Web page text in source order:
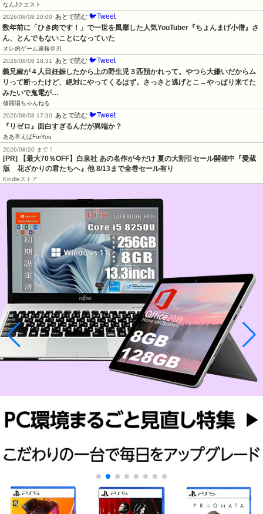
なんJクエスト
2026/08/08 20:00
あとで読む 🐦Tweet
数年前に「ひき肉です！」で一世を風靡した人気YouTuber『ちょんまげ小僧』さ
ん、とんでもないことになっていた
オレ的ゲーム速報＠刃
2026/08/08 18:31
あとで読む 🐦Tweet
義兄嫁が４人目妊娠したから上の野生児３匹預かれって。やつら大嫌いだからム
リって断ったけど、絶対にやってくるはず。さっさと逃げとこ→やっぱり来てた
みたいで鬼電が…
修羅場ちゃんねる
2026/08/08 17:30
あとで読む 🐦Tweet
『リゼロ』面白すぎるんだが異端か？
ああ言えばForYou
2026/08/20 まで！
[PR]
【最大70％OFF】白泉社 あの名作が今だけ 夏の大割引セール開催中『愛蔵
版 花ざかりの君たちへ』他 8/13まで全巻セール有り
Kindleストア